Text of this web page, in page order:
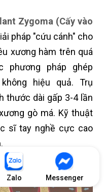
Zalo Messenger
Zygoma (Cấy vào
pháp "cứu cánh" cho
xương hàm trên quá
phương pháp ghép
hiệu quả. Trụ
thước dài gấp 3-4 lần
gò má. Kỹ thuật
sĩ tay nghề cực cao